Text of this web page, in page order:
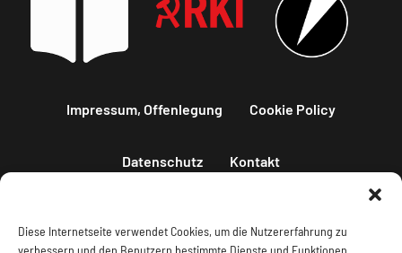
Diese Internetseite verwendet Cookies, um die Nutzererfahrung zu
Impressum, Offenlegung Cookie Policy
Datenschutz Kontakt